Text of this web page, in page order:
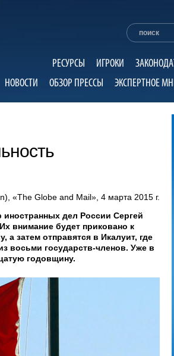
РЕСУРСЫ ИГРОКИ
НОВОСТИ
ОБЗОР ПРЕССЫ ЭКСПЕРТНОЕ
«The Globe and Mail», 4 марта 2015 г.
дел России Сергей
внимание будет приковано к
а затем отправятся в Икалуит, где
восьми государств-членов. Уже в
годовщину.